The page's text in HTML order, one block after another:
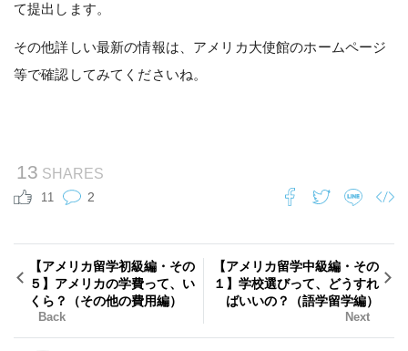
て提出します。
その他詳しい最新の情報は、 アメリカ大使館のホームページ
等で確認してみてくださいね。
13 SHARES
11 2
【アメリカ留学初級編・その
５】アメリカの学費って、い
くら？（その他の費用編）
Back
【アメリカ留学中級編・その
１】学校選びって、どうすれ
ばいいの？（語学留学編）
Next